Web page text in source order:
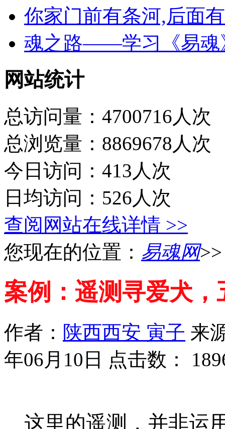
你家门前有条河,后面
魂之路——学习《易
网站统计
总访问量：4700716人次
总浏览量：8869678人次
今日访问：413人次
日均访问：526人次
查阅网站在线详情 >>
您现在的位置： 易魂网
案例：遥测寻爱犬，
作者： 陕西西安 寅子 来
年06月10日 点击数：
这里的遥测，并非运